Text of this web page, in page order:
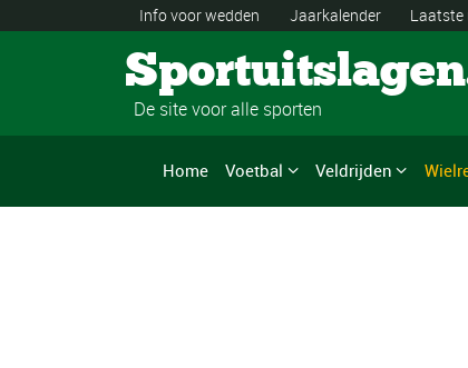
Info voor wedden Jaarkalender Laatste
De site voor alle sporten
Home Voetbal Veldrijden